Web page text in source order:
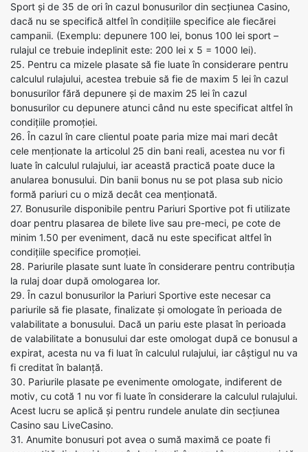
Sport și de 35 de ori în cazul bonusurilor din secțiunea Casino,
dacă nu se specifică altfel în condițiile specifice ale fiecărei
campanii. (Exemplu: depunere 100 lei, bonus 100 lei sport –
rulajul ce trebuie indeplinit este: 200 lei x 5 = 1000 lei).
25. Pentru ca mizele plasate să fie luate în considerare pentru
calculul rulajului, acestea trebuie să fie de maxim 5 lei în cazul
bonusurilor fără depunere și de maxim 25 lei în cazul
bonusurilor cu depunere atunci când nu este specificat altfel în
condițiile promoției.
26. În cazul în care clientul poate paria mize mai mari decât
cele menționate la articolul 25 din bani reali, acestea nu vor fi
luate în calculul rulajului, iar această practică poate duce la
anularea bonusului. Din banii bonus nu se pot plasa sub nicio
formă pariuri cu o miză decât cea menționată.
27. Bonusurile disponibile pentru Pariuri Sportive pot fi utilizate
doar pentru plasarea de bilete live sau pre-meci, pe cote de
minim 1.50 per eveniment, dacă nu este specificat altfel în
condițiile specifice promoției.
28. Pariurile plasate sunt luate în considerare pentru contribuția
la rulaj doar după omologarea lor.
29. În cazul bonusurilor la Pariuri Sportive este necesar ca
pariurile să fie plasate, finalizate și omologate în perioada de
valabilitate a bonusului. Dacă un pariu este plasat în perioada
de valabilitate a bonusului dar este omologat după ce bonusul a
expirat, acesta nu va fi luat în calculul rulajului, iar câștigul nu va
fi creditat în balanță.
30. Pariurile plasate pe evenimente omologate, indiferent de
motiv, cu cotă 1 nu vor fi luate în considerare la calculul rulajului.
Acest lucru se aplică și pentru rundele anulate din secțiunea
Casino sau LiveCasino.
31. Anumite bonusuri pot avea o sumă maximă ce poate fi